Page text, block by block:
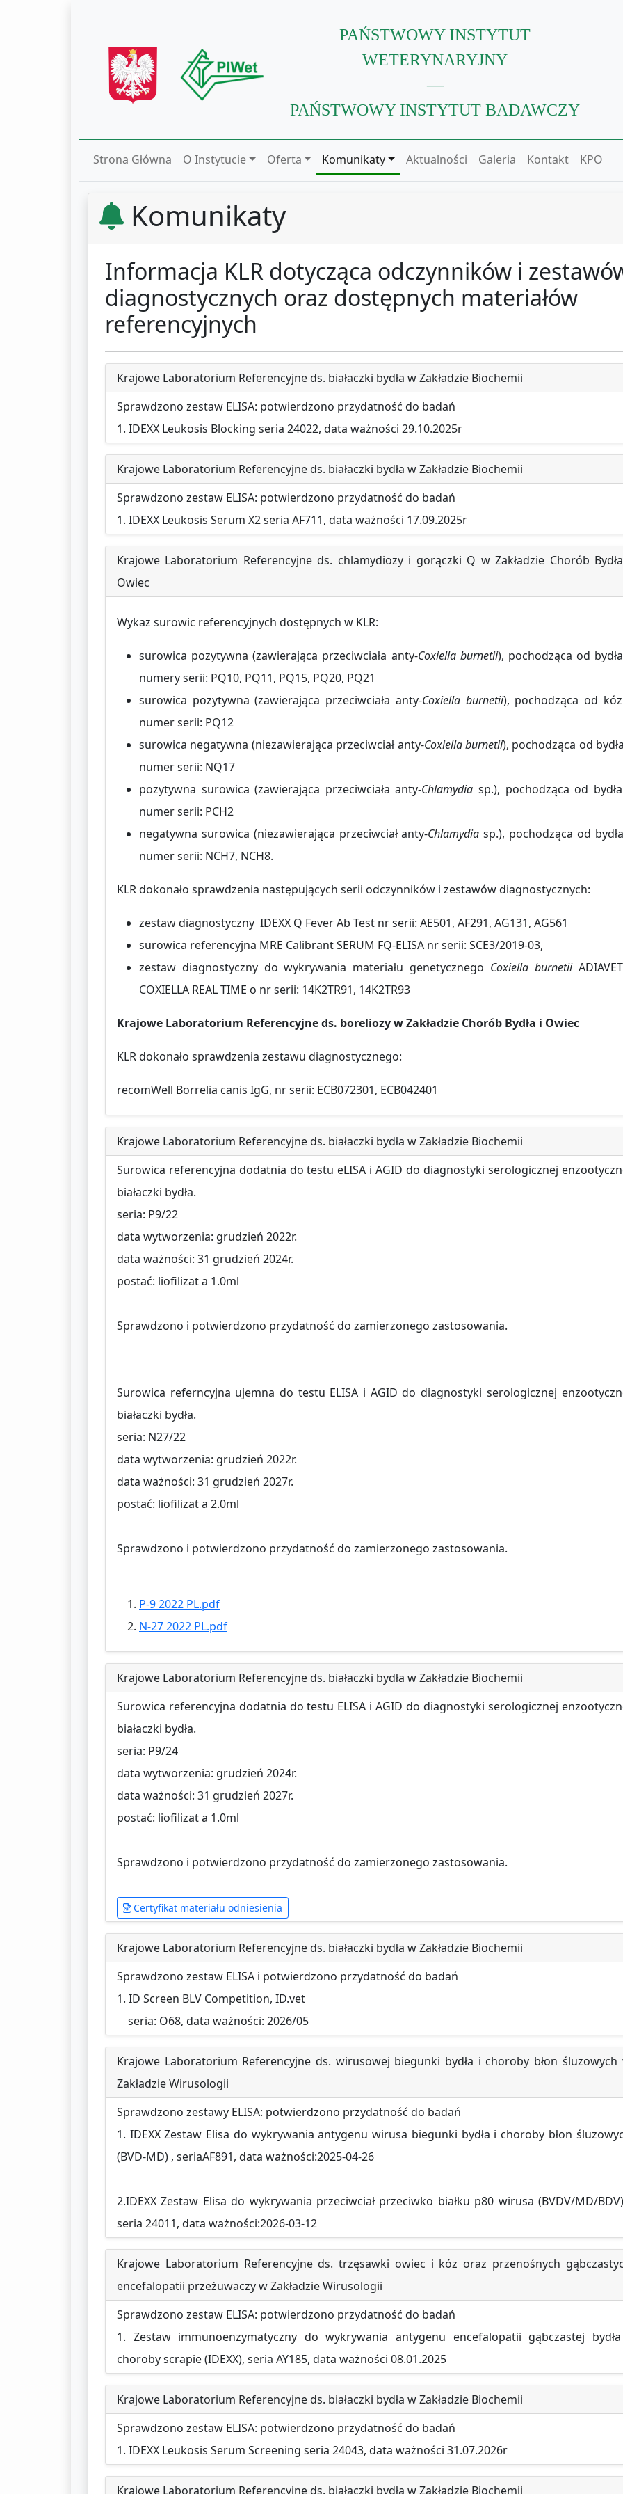
PAŃSTWOWY INSTYTUT
WETERYNARYJNY
—
PAŃSTWOWY INSTYTUT BADAWCZY
Strona Główna O Instytucie Oferta Komunikaty Aktualności Galeria Kontakt KPO
Komunikaty
Informacja KLR dotycząca odczynników i
diagnostycznych oraz dostępnych materiałów
referencyjnych
Krajowe Laboratorium Referencyjne ds. białaczki bydła w Zakładzie Biochemii
Sprawdzono zestaw ELISA: potwierdzono przydatność do badań
1. IDEXX Leukosis Blocking seria 24022, data ważności 29.10.2025r
Krajowe Laboratorium Referencyjne ds. białaczki bydła w Zakładzie Biochemii
Sprawdzono zestaw ELISA: potwierdzono przydatność do badań
1. IDEXX Leukosis Serum X2 seria AF711, data ważności 17.09.2025r
Krajowe Laboratorium Referencyjne ds. chlamydiozy i gorączki Q w Zakładzie Chorób
Owiec
Wykaz surowic referencyjnych dostępnych w KLR:
surowica pozytywna (zawierająca przeciwciała anty-Coxiella burnetii), pochodząca od
numery serii: PQ10, PQ11, PQ15, PQ20, PQ21
surowica pozytywna (zawierająca przeciwciała anty-Coxiella burnetii), pochodząca od
numer serii: PQ12
surowica negatywna (niezawierająca przeciwciał anty-Coxiella burnetii), pochodząca od
numer serii: NQ17
pozytywna surowica (zawierająca przeciwciała anty-Chlamydia sp.), pochodząca od
numer serii: PCH2
negatywna surowica (niezawierająca przeciwciał anty-Chlamydia sp.), pochodząca od
numer serii: NCH7, NCH8.
KLR dokonało sprawdzenia następujących serii odczynników i zestawów diagnostycznych:
zestaw diagnostyczny IDEXX Q Fever Ab Test nr serii: AE501, AF291, AG131, AG561
surowica referencyjna MRE Calibrant SERUM FQ-ELISA nr serii: SCE3/2019-03,
zestaw diagnostyczny do wykrywania materiału genetycznego Coxiella burnetii
COXIELLA REAL TIME o nr serii: 14K2TR91, 14K2TR93
Krajowe Laboratorium Referencyjne ds. boreliozy w Zakładzie Chorób Bydła i Owiec
KLR dokonało sprawdzenia zestawu diagnostycznego:
recomWell Borrelia canis IgG, nr serii: ECB072301, ECB042401
Krajowe Laboratorium Referencyjne ds. białaczki bydła w Zakładzie Biochemii
Surowica referencyjna dodatnia do testu eLISA i AGID do diagnostyki serologicznej
białaczki bydła.
seria: P9/22
data wytworzenia: grudzień 2022r.
data ważności: 31 grudzień 2024r.
postać: liofilizat a 1.0ml
Sprawdzono i potwierdzono przydatność do zamierzonego zastosowania.
Surowica referncyjna ujemna do testu ELISA i AGID do diagnostyki serologicznej
białaczki bydła.
seria: N27/22
data wytworzenia: grudzień 2022r.
data ważności: 31 grudzień 2027r.
postać: liofilizat a 2.0ml
Sprawdzono i potwierdzono przydatność do zamierzonego zastosowania.
P-9 2022 PL.pdf
N-27 2022 PL.pdf
Krajowe Laboratorium Referencyjne ds. białaczki bydła w Zakładzie Biochemii
Surowica referencyjna dodatnia do testu ELISA i AGID do diagnostyki serologicznej
białaczki bydła.
seria: P9/24
data wytworzenia: grudzień 2024r.
data ważności: 31 grudzień 2027r.
postać: liofilizat a 1.0ml
Sprawdzono i potwierdzono przydatność do zamierzonego zastosowania.
Certyfikat materiału odniesienia
Krajowe Laboratorium Referencyjne ds. białaczki bydła w Zakładzie Biochemii
Sprawdzono zestaw ELISA i potwierdzono przydatność do badań
1. ID Screen BLV Competition, ID.vet
seria: O68, data ważności: 2026/05
Krajowe Laboratorium Referencyjne ds. wirusowej biegunki bydła i choroby błon śluzowych
Zakładzie Wirusologii
Sprawdzono zestawy ELISA: potwierdzono przydatność do badań
1. IDEXX Zestaw Elisa do wykrywania antygenu wirusa biegunki bydła i choroby błon
(BVD-MD) , seriaAF891, data ważności:2025-04-26
2.IDEXX Zestaw Elisa do wykrywania przeciwciał przeciwko białku p80 wirusa (BVDV/MD/
seria 24011, data ważności:2026-03-12
Krajowe Laboratorium Referencyjne ds. trzęsawki owiec i kóz oraz przenośnych
encefalopatii przeżuwaczy w Zakładzie Wirusologii
Sprawdzono zestaw ELISA: potwierdzono przydatność do badań
1. Zestaw immunoenzymatyczny do wykrywania antygenu encefalopatii gąbczastej
choroby scrapie (IDEXX), seria AY185, data ważności 08.01.2025
Krajowe Laboratorium Referencyjne ds. białaczki bydła w Zakładzie Biochemii
Sprawdzono zestaw ELISA: potwierdzono przydatność do badań
1. IDEXX Leukosis Serum Screening seria 24043, data ważności 31.07.2026r
Krajowe Laboratorium Referencyjne ds. białaczki bydła w Zakładzie Biochemii